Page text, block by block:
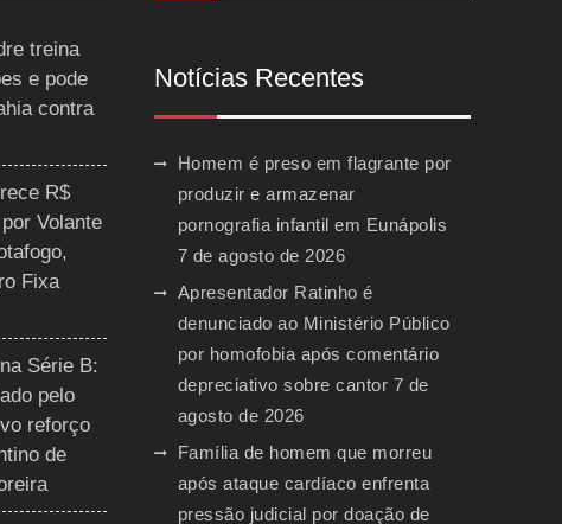
treina
e pode
contra
R$
Volante
Fixa
Série B:
pelo
reforço
de
Notícias Recentes
Homem é preso em flagrante por
produzir e armazenar
pornografia infantil em Eunápolis
7 de agosto de 2026
Apresentador Ratinho é
denunciado ao Ministério Público
por homofobia após comentário
depreciativo sobre cantor 7 de
agosto de 2026
Família de homem que morreu
após ataque cardíaco enfrenta
pressão judicial por doação de